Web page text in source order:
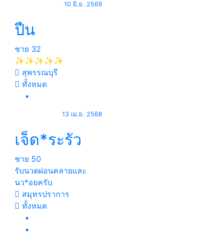
10 มิ.ย. 2569
ปืน
ชาย 32
✨✨✨✨✨
สุพรรณบุรี
ทั้งหมด
13 เม.ย. 2568
เจ็ด*ระรัว
ชาย 50
รับนวดผ่อนคลายและ
นว*อยครับ
สมุทรปราการ
ทั้งหมด